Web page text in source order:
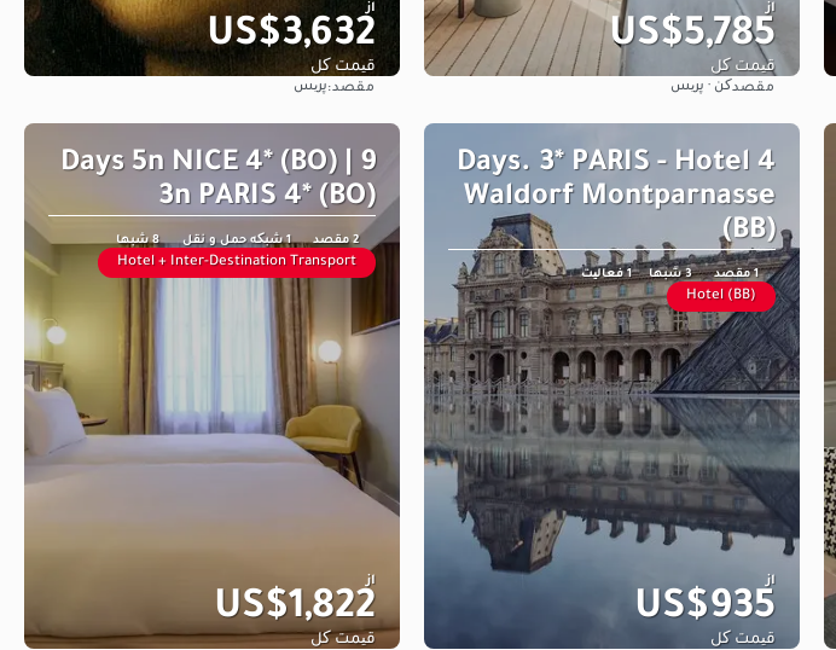
از
US$5,785
قیمت کل
مقصدکن · پریس
از
US$3,632
قیمت کل
مقصد:پریس
4 Days. 3* PARIS - Hotel
Waldorf Montparnasse
(BB)
1 مقصد 3 شبها 1 فعالیت
Hotel (BB)
از
US$935
قیمت کل
9 Days 5n NICE 4* (BO) |
3n PARIS 4* (BO)
2 مقصد 1 شبکه حمل و نقل 8 شبها
Hotel + Inter-Destination Transport
از
US$1,822
قیمت کل